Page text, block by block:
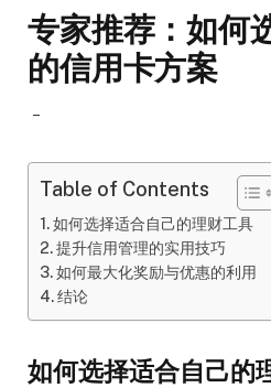
专家推荐：如何
的信用卡方案
Table of Contents
如何选择适合自己的理财工具
提升信用管理的实用技巧
如何最大化奖励与优惠的利用
结论
如何选择适合自己的